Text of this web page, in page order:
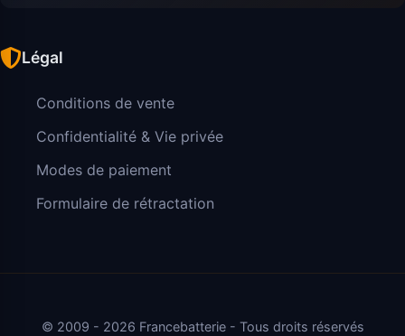
Légal
Conditions de vente
Confidentialité & Vie privée
Modes de paiement
Formulaire de rétractation
© 2009 - 2026 Francebatterie - Tous droits réservés